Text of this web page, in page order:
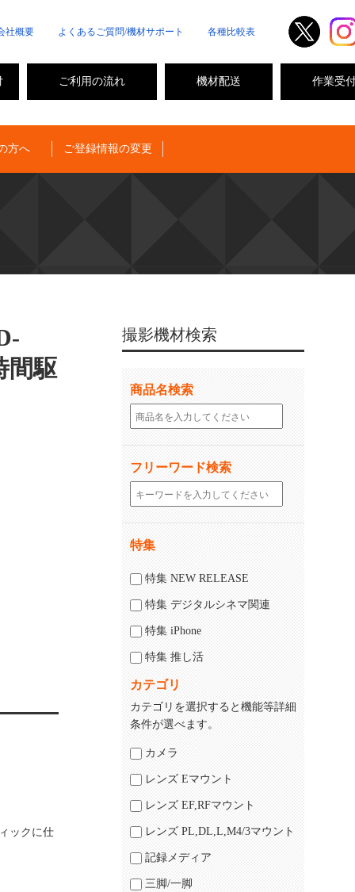
社概要 よくあるご質問/機材サポート 各種比較表
作業受
機材配送
ご利用の流れ
方へ ご登録情報の変更
間駆
ックに仕
撮影機材検索
商品名検索
フリーワード検索
特集
特集 NEW RELEASE
特集 デジタルシネマ関連
特集 iPhone
特集 推し活
カテゴリ
カテゴリを選択すると機能等詳細
条件が選べます。
カメラ
レンズ Eマウント
レンズ EF,RFマウント
レンズ PL,DL,L,M4/3マウント
記録メディア
三脚/一脚